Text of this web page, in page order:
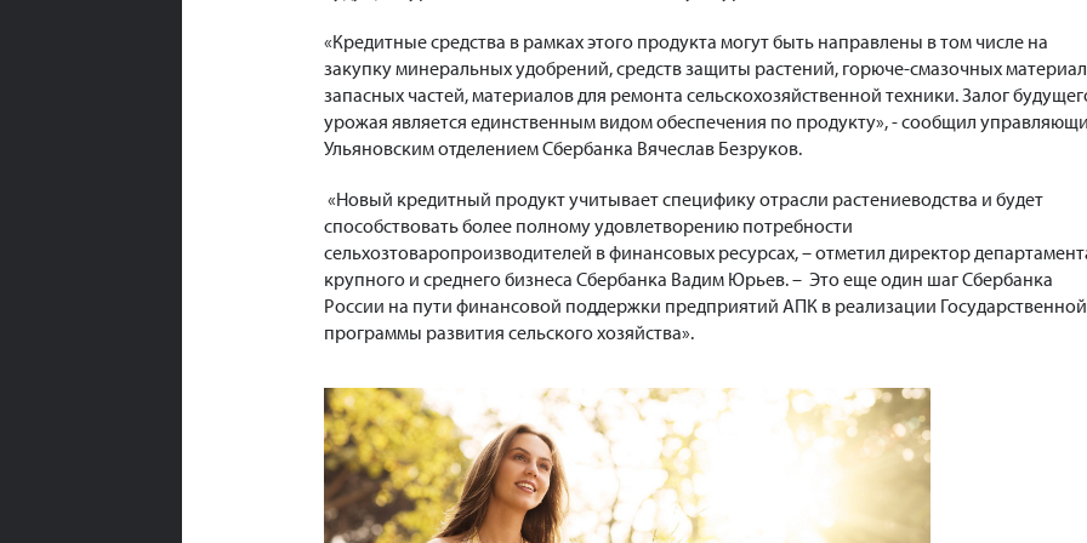
«Кредитные средства в рамках этого продукта могут быть направлены в том числе на
закупку минеральных удобрений, средств защиты растений, горюче-смазочных
запасных частей, материалов для ремонта сельскохозяйственной техники. Залог
урожая является единственным видом обеспечения по продукту», - сообщил
Ульяновским отделением Сбербанка Вячеслав Безруков.
«Новый кредитный продукт учитывает специфику отрасли растениеводства и будет
способствовать более полному удовлетворению потребности
сельхозтоваропроизводителей в финансовых ресурсах, – отметил директор
крупного и среднего бизнеса Сбербанка Вадим Юрьев. – Это еще один шаг Сбербанка
России на пути финансовой поддержки предприятий АПК в реализации Государственной
программы развития сельского хозяйства».